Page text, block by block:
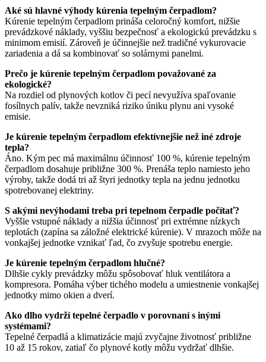
Aké sú hlavné výhody kúrenia tepelným čerpadlom?
Kúrenie tepelným čerpadlom prináša celoročný komfort, nižšie
prevádzkové náklady, vyššiu bezpečnosť a ekologickú prevádzku s
minimom emisií. Zároveň je účinnejšie než tradičné vykurovacie
zariadenia a dá sa kombinovať so solárnymi panelmi.
Prečo je kúrenie tepelným čerpadlom považované za
ekologické?
Na rozdiel od plynových kotlov či pecí nevyužíva spaľovanie
fosílnych palív, takže nevzniká riziko úniku plynu ani vysoké
emisie.
Je kúrenie tepelným čerpadlom efektívnejšie než iné zdroje
tepla?
Áno. Kým pec má maximálnu účinnosť 100 %, kúrenie tepelným
čerpadlom dosahuje približne 300 %. Prenáša teplo namiesto jeho
výroby, takže dodá tri až štyri jednotky tepla na jednu jednotku
spotrebovanej elektriny.
S akými nevýhodami treba pri tepelnom čerpadle počítať?
Vyššie vstupné náklady a nižšia účinnosť pri extrémne nízkych
teplotách (zapína sa záložné elektrické kúrenie). V mrazoch môže na
vonkajšej jednotke vznikať ľad, čo zvyšuje spotrebu energie.
Je kúrenie tepelným čerpadlom hlučné?
Dlhšie cykly prevádzky môžu spôsobovať hluk ventilátora a
kompresora. Pomáha výber tichého modelu a umiestnenie vonkajšej
jednotky mimo okien a dverí.
Ako dlho vydrží tepelné čerpadlo v porovnaní s inými
systémami?
Tepelné čerpadlá a klimatizácie majú zvyčajne životnosť približne
10 až 15 rokov, zatiaľ čo plynové kotly môžu vydržať dlhšie.